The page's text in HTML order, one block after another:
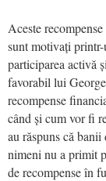
Aceste
sunt motivați printr-
participarea activă
favorabil lui
recompense
când și cum vor fi
au răspuns că
nimeni nu a primit
de recompense în